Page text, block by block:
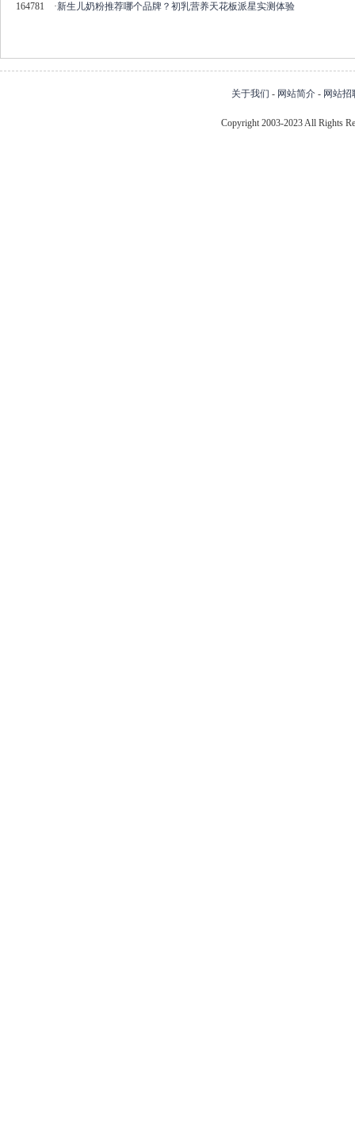
164781 ·新生儿奶粉推荐哪个品牌？初乳营养天花板派星实测体验
关于我们 - 网站简介 - 网站招
Copyright 2003-2023 All Rights